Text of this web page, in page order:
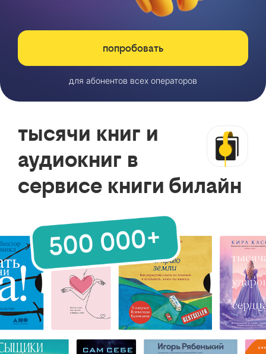
попробовать
для абонентов всех операторов
тысячи книг и
аудиокниг в
сервисе книги билайн